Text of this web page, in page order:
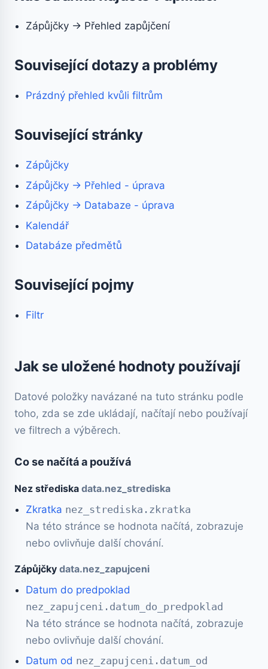
Zápůjčky → Přehled zapůjčení
Související dotazy a problémy
Prázdný přehled kvůli filtrům
Související stránky
Zápůjčky
Zápůjčky → Přehled - úprava
Zápůjčky → Databaze - úprava
Kalendář
Databáze předmětů
Související pojmy
Filtr
Jak se uložené hodnoty používají
Datové položky navázané na tuto stránku podle
toho, zda se zde ukládají, načítají nebo používají
ve filtrech a výběrech.
Co se načítá a používá
Nez střediska data.nez_strediska
Zkratka nez_strediska.zkratka
Na této stránce se hodnota načítá, zobrazuje
nebo ovlivňuje další chování.
Zápůjčky data.nez_zapujceni
Datum do predpoklad
nez_zapujceni.datum_do_predpoklad
Na této stránce se hodnota načítá, zobrazuje
nebo ovlivňuje další chování.
Datum od nez_zapujceni.datum_od